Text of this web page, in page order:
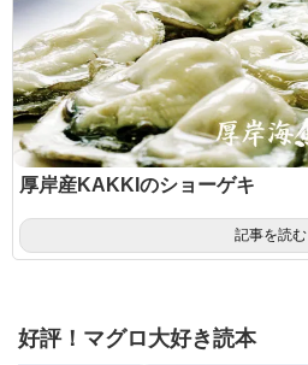
厚岸産KAKKIのショーゲキ
記事を読む
好評！マグロ大好き読本